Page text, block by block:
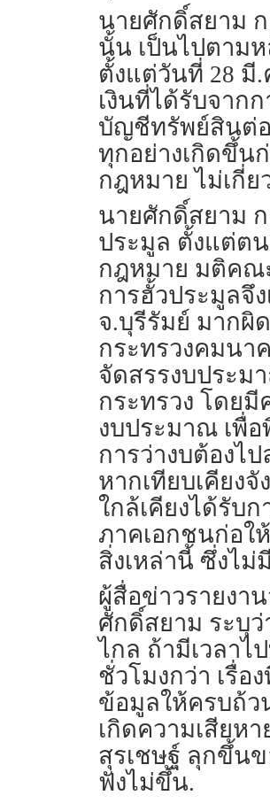
นายศักดิ์สยาม
นั้น เป็นไปตาม
ตั้งแต่วันที่ 28 มี
เงินที่ได้รับจาก
บัญชีทรัพย์สินต่อ
ทุกอย่างเกิดขึ้น
กฎหมาย ไม่เกี่ย
นายศักดิ์สยาม
ประมูล ตั้งแต่ต
กฎหมาย มติคณ
การฮั้วประมูลจึ
จ.บุรีรัมย์ มากผิ
กระทรวงคมนา
จัดสรรงบประม
กระทรวง โดย
งบประมาณ เพื่
การว่างบต้องไ
หากเทียบเคียง
ใกล้เคียงได้รับ
ภาคเอกชนก่อใ
สิ่งเหล่านี้ ซึ่งไม่
ผู้สื่อข่าวรายงา
ศักดิ์สยาม ระบุ
ไกล ถ้ามีเวลา
ชั่วโมงกว่า เรื่อ
ข้อมูลให้ครบถ้ว
เกิดความเสียห
สุรเชษฐ์ ลุกขึ้น
ฟังไม่ขึ้น.